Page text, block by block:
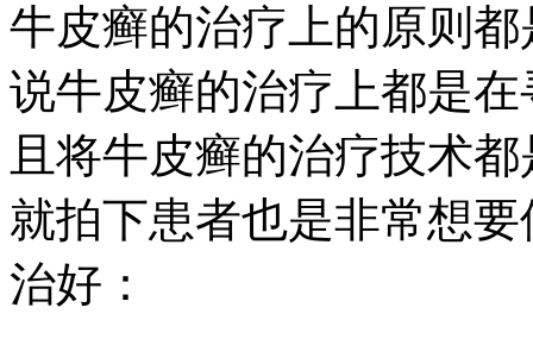
牛皮癣的治疗上的原则
说牛皮癣的治疗上都是
且将牛皮癣的治疗技术
就拍下患者也是非常想
治好：